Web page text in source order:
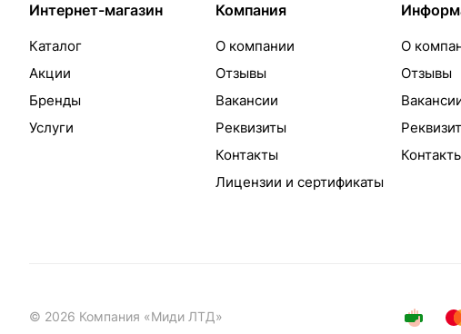
Интернет-магазин
Каталог
Акции
Бренды
Услуги
Компания
О компании
Отзывы
Вакансии
Реквизиты
Контакты
Лицензии и сертификаты
О
Отзывы
© 2026 Компания «Миди ЛТД»